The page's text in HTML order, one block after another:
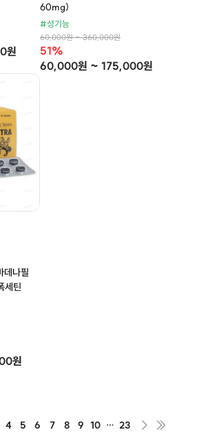
원
60mg)
#성기능
60,000원 ~ 360,000원
51%
60,000원 ~ 175,000원
데나필
틴
원
4 5 6 7 8 9 10 … 23